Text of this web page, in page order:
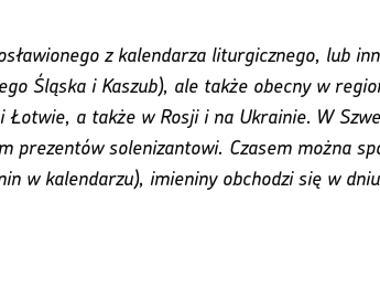
z kalendarza liturgicznego, lub
Śląska i Kaszub), ale także obecny w
a także w Rosji i na Ukrainie. W
prezentów solenizantowi. Czasem można
w kalendarzu), imieniny obchodzi się w